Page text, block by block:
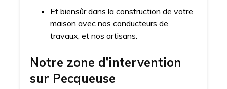
Et biensûr dans la construction de votre
maison avec nos conducteurs de
travaux, et nos artisans.
Notre zone d’intervention
sur Pecqueuse